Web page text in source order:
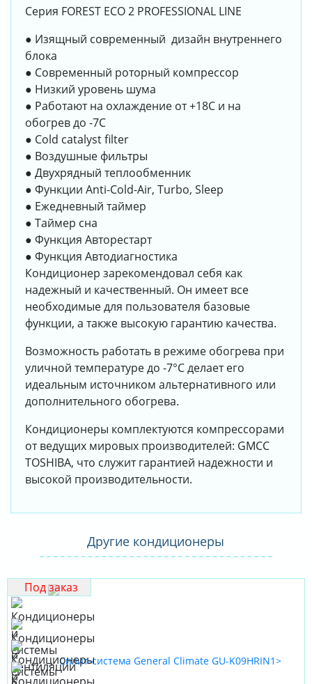
Серия FOREST ECO 2 PROFESSIONAL LINE
● Изящный современный дизайн внутреннего
блока
● Современный роторный компрессор
● Низкий уровень шума
● Работают на охлаждение от +18С и на
обогрев до -7С
● Сold catalyst filter
● Воздушные фильтры
● Двухрядный теплообменник
● Функции Anti-Cold-Air, Turbo, Sleep
● Ежедневный таймер
● Таймер сна
● Функция Авторестарт
● Функция Автодиагностика
Кондиционер зарекомендовал себя как
надежный и качественный. Он имеет все
необходимые для пользователя базовые
функции, а также высокую гарантию качества.
Возможность работать в режиме обогрева при
уличной температуре до -7°С делает его
идеальным источником альтернативного или
дополнительного обогрева.
Кондиционеры комплектуются компрессорами
от ведущих мировых производителей: GMCC
TOSHIBA, что служит гарантией надежности и
высокой производительности.
Другие кондиционеры
Под заказ